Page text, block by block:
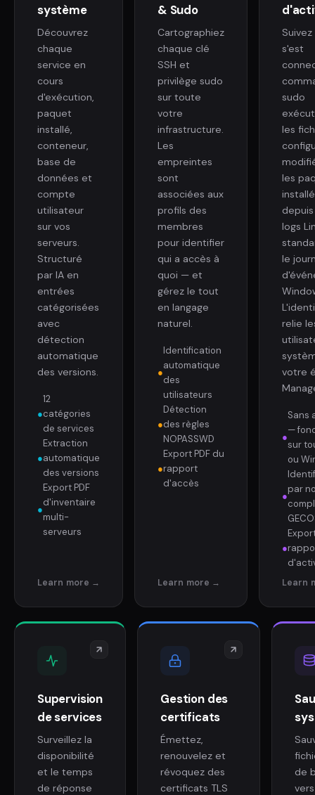
système
Découvrez
chaque
service en
cours
d'exécution,
paquet
installé,
conteneur,
base de
données et
compte
utilisateur
sur vos
serveurs.
Structuré
par IA en
entrées
catégorisées
avec
détection
automatique
des versions.
●
12
catégories
de services
●
Extraction
automatique
des versions
●
Export PDF
d'inventaire
multi-
serveurs
& Sudo
Cartographiez
chaque clé
SSH et
privilège sudo
sur toute
votre
infrastructure.
Les
empreintes
sont
associées aux
profils des
membres
pour identifier
qui a accès à
quoi — et
gérez le tout
en langage
naturel.
●
Identification
automatique
des
utilisateurs
●
Détection
des règles
NOPASSWD
●
Export PDF du
rapport
d'accès
s'est
sudo
les
les
logs
le
relie
votre
●
Sans
—
sur
ou
●
par
●
Supervision
de services
Surveillez la
disponibilité
et le temps
de réponse
Gestion des
certificats
Émettez,
renouvelez et
révoquez des
certificats TLS
de